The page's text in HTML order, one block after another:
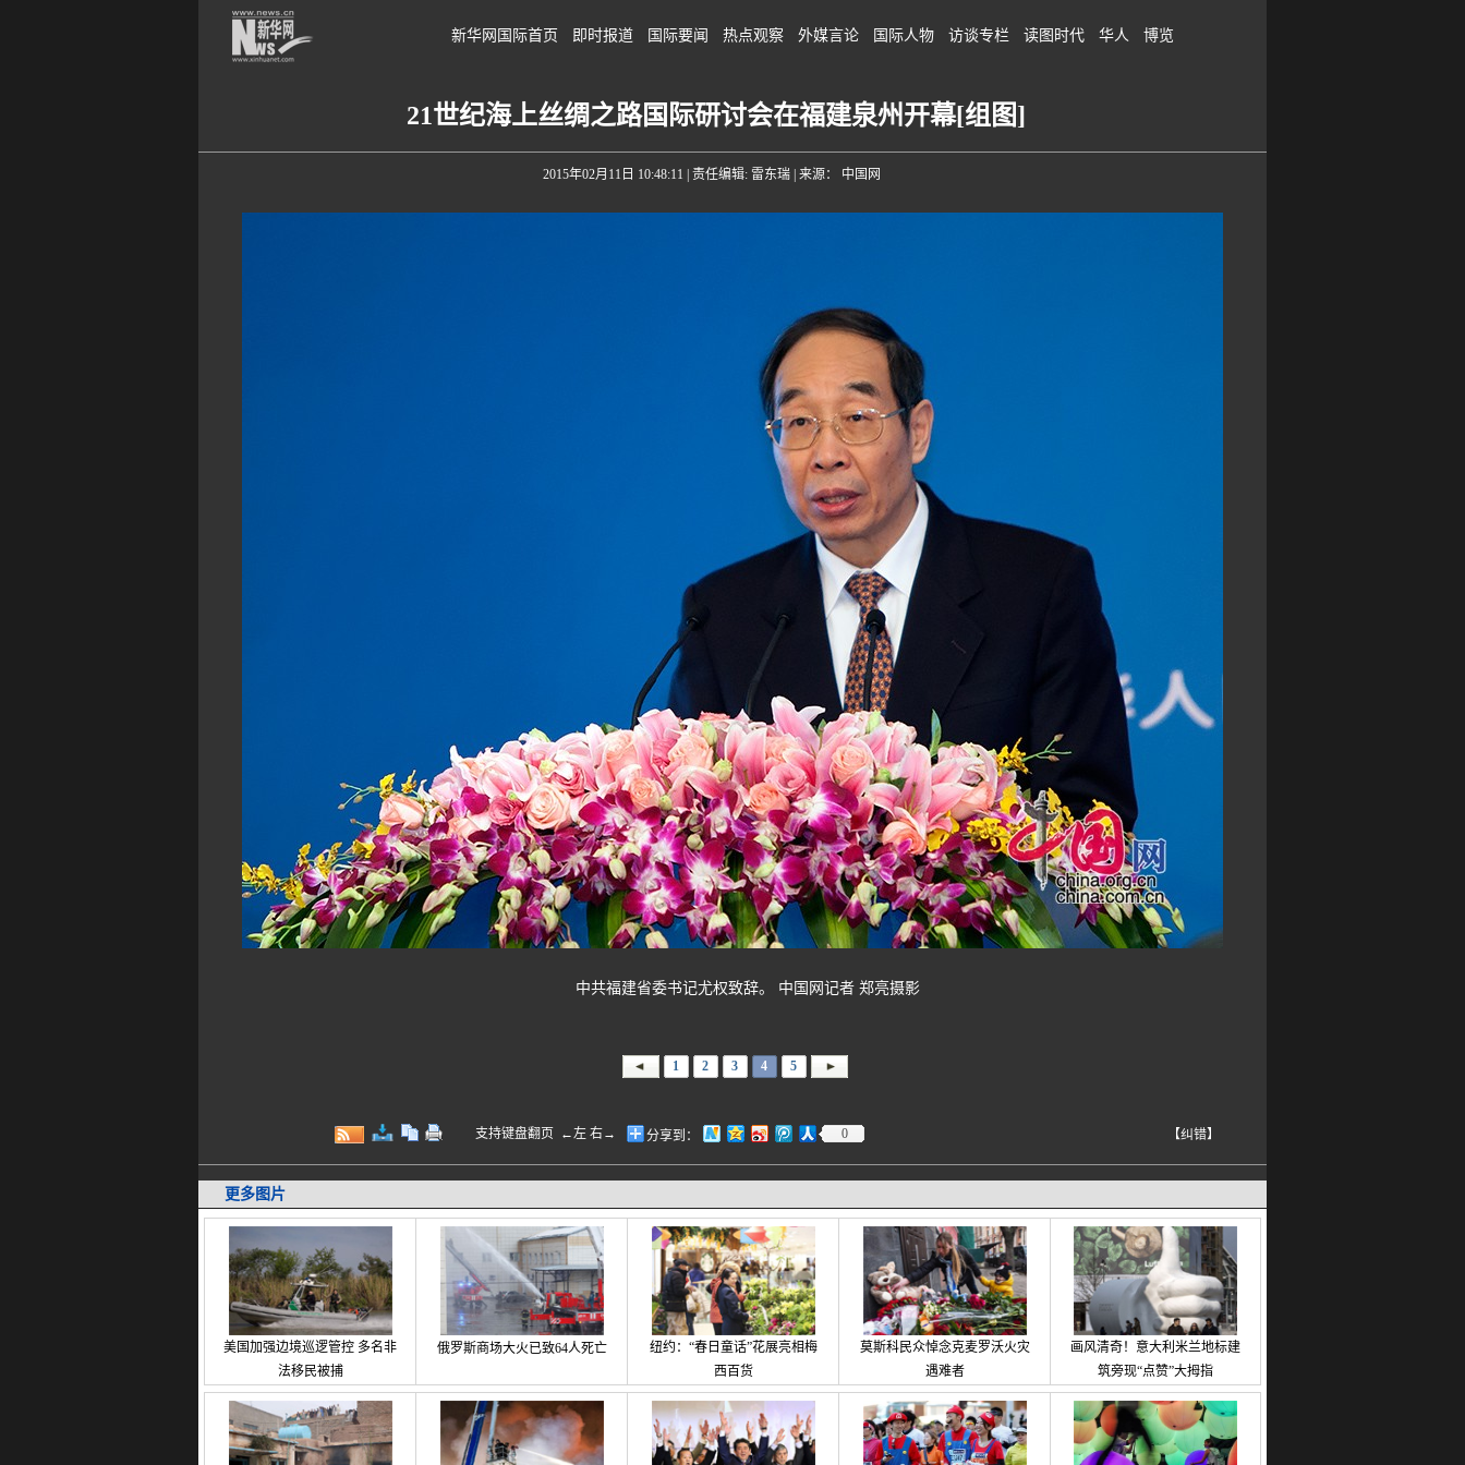
新华网国际首页 即时报道 国际要闻 热点观察 外媒言论 国际人物 访谈专栏 读图时代 华人 博览
21世纪海上丝绸之路国际研讨会在福建泉州开幕[组图]
2015年02月11日 10:48:11 | 责任编辑: 雷东瑞 | 来源： 中国网
中共福建省委书记尤权致辞。 中国网记者 郑亮摄影
1 2 3 4 5
支持键盘翻页 ←左 右→ 分享到： 0 【纠错】
更多图片
美国加强边境巡逻管控 多名非
法移民被捕
俄罗斯商场大火已致64人死亡
纽约：“春日童话”花展亮相梅
西百货
莫斯科民众悼念克麦罗沃火灾
遇难者
画风清奇！意大利米兰地标建
筑旁现“点赞”大拇指